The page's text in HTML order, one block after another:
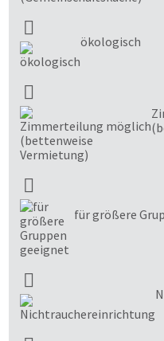
ökologisch
für größere